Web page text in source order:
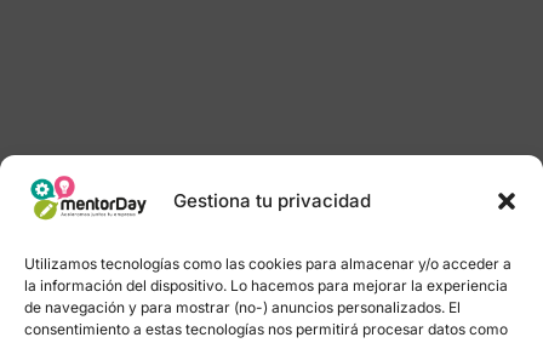
Gestiona tu privacidad
Utilizamos tecnologías como las cookies para almacenar y/o acceder a
la información del dispositivo. Lo hacemos para mejorar la experiencia
de navegación y para mostrar (no-) anuncios personalizados. El
consentimiento a estas tecnologías nos permitirá procesar datos como